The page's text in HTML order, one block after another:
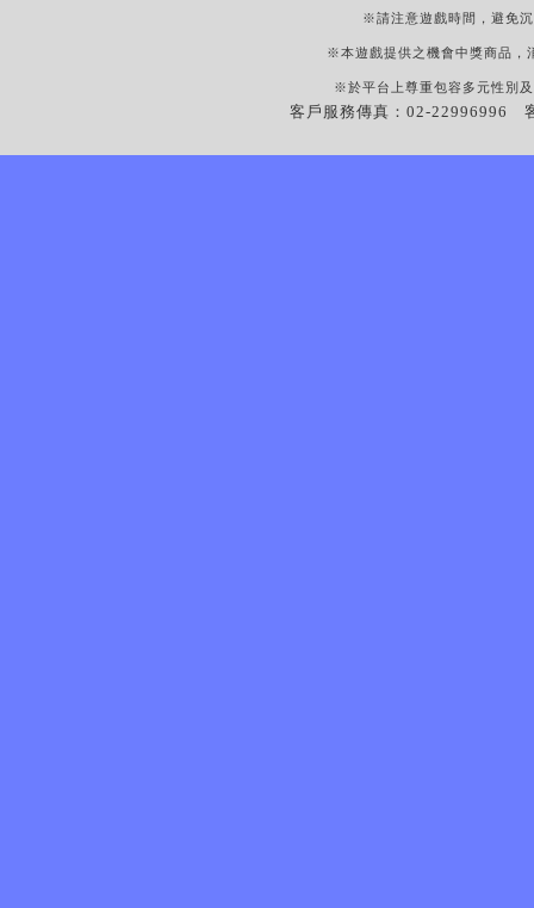
※請注意遊戲時間，避免
※本遊戲提供之機會中獎商品，
※於平台上尊重包容多元性別
客戶服務傳真：02-22996996